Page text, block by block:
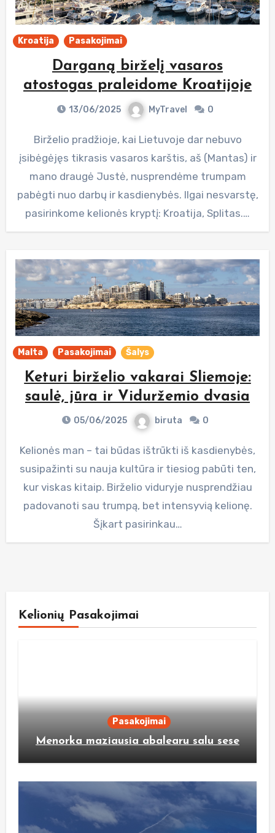
Kroatija Pasakojimai
Darganą birželį vasaros
atostogas praleidome Kroatijoje
13/06/2025 MyTravel 0
Birželio pradžioje, kai Lietuvoje dar nebuvo
įsibėgėjęs tikrasis vasaros karštis, aš (Mantas) ir
mano draugė Justė, nusprendėme trumpam
pabėgti nuo darbų ir kasdienybės. Ilgai nesvarstę,
pasirinkome kelionės kryptį: Kroatija, Splitas.…
Malta Pasakojimai Šalys
Keturi birželio vakarai Sliemoje:
saulė, jūra ir Viduržemio dvasia
05/06/2025 biruta 0
Kelionės man – tai būdas ištrūkti iš kasdienybės,
susipažinti su nauja kultūra ir tiesiog pabūti ten,
kur viskas kitaip. Birželio viduryje nusprendžiau
padovanoti sau trumpą, bet intensyvią kelionę.
Šįkart pasirinkau…
Kelionių Pasakojimai
Pasakojimai
Menorka maziausia abalearu salu sese